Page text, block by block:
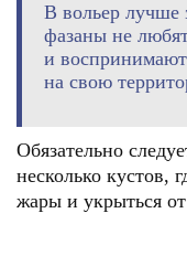
В вольер лучше
фазаны не
и воспринимают
на свою
Обязательно
несколько кустов,
жары и укрыться от